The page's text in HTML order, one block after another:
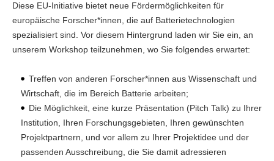
Diese EU-Initiative bietet neue Fördermöglichkeiten für
europäische Forscher*innen, die auf Batterietechnologien
spezialisiert sind. Vor diesem Hintergrund laden wir Sie ein, an
unserem Workshop teilzunehmen, wo Sie folgendes erwartet:
Treffen von anderen Forscher*innen aus Wissenschaft und
Wirtschaft, die im Bereich Batterie arbeiten;
Die Möglichkeit, eine kurze Präsentation (Pitch Talk) zu Ihrer
Institution, Ihren Forschungsgebieten, Ihren gewünschten
Projektpartnern, und vor allem zu Ihrer Projektidee und der
passenden Ausschreibung, die Sie damit adressieren